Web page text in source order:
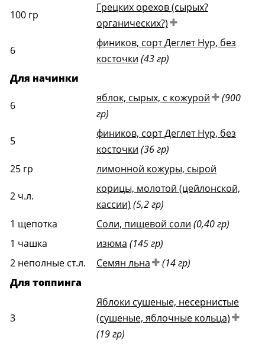
100 гр
Грецких орехов (сырых?
органических?)
6
фиников, сорт Деглет Нур, без
косточки (43 гр)
Для начинки
6
яблок, сырых, с кожурой
(900
гр)
5
фиников, сорт Деглет Нур, без
косточки (36 гр)
25 гр лимонной кожуры, сырой
2 ч.л.
корицы, молотой (цейлонской,
кассии) (5,2 гр)
1 щепотка Соли, пищевой соли (0,40 гр)
1 чашка изюма (145 гр)
2 неполные ст.л. Семян льна
(14 гр)
Для топпинга
3
Яблоки сушеные, несернистые
(сушеные, яблочные кольца)
(19 гр)